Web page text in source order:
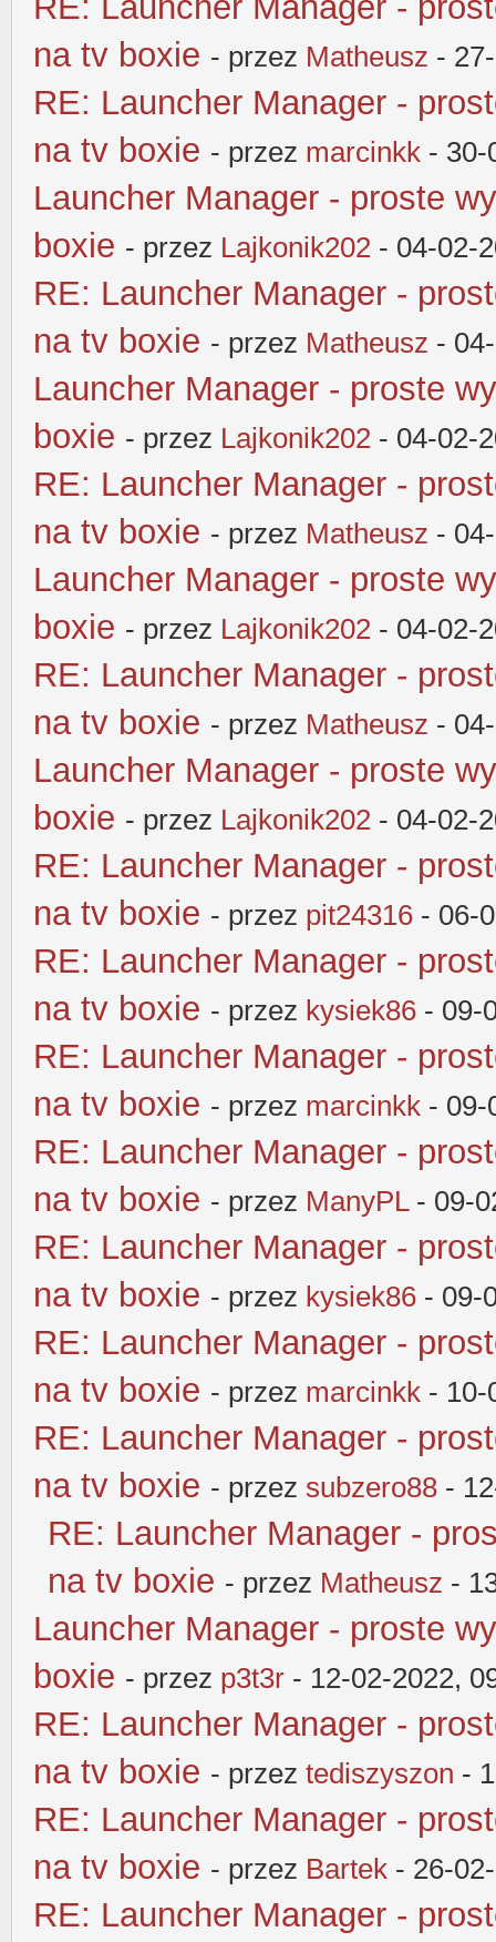
na tv boxie - przez Matheusz -
RE: Launcher Manager -
na tv boxie - przez marcinkk - 30-
Launcher Manager - proste
boxie - przez Lajkonik202 - 04-02-
RE: Launcher Manager -
na tv boxie - przez Matheusz -
Launcher Manager - proste
boxie - przez Lajkonik202 - 04-02-
RE: Launcher Manager -
na tv boxie - przez Matheusz -
Launcher Manager - proste
boxie - przez Lajkonik202 - 04-02-
RE: Launcher Manager -
na tv boxie - przez Matheusz -
Launcher Manager - proste
boxie - przez Lajkonik202 - 04-02-
RE: Launcher Manager -
na tv boxie - przez pit24316 - 06-
RE: Launcher Manager -
na tv boxie - przez kysiek86 - 09-
RE: Launcher Manager -
na tv boxie - przez marcinkk - 09-
RE: Launcher Manager -
na tv boxie - przez ManyPL- 09-
RE: Launcher Manager -
na tv boxie - przez kysiek86 - 09-
RE: Launcher Manager -
na tv boxie - przez marcinkk - 10-
RE: Launcher Manager -
na tv boxie - przez subzero88 -
RE: Launcher Manager -
na tv boxie - przez Matheusz -
Launcher Manager - proste
boxie - przez p3t3r - 12-02-2022,
RE: Launcher Manager -
na tv boxie - przez tediszyszon -
RE: Launcher Manager -
na tv boxie - przez Bartek - 26-
RE: Launcher Manager -